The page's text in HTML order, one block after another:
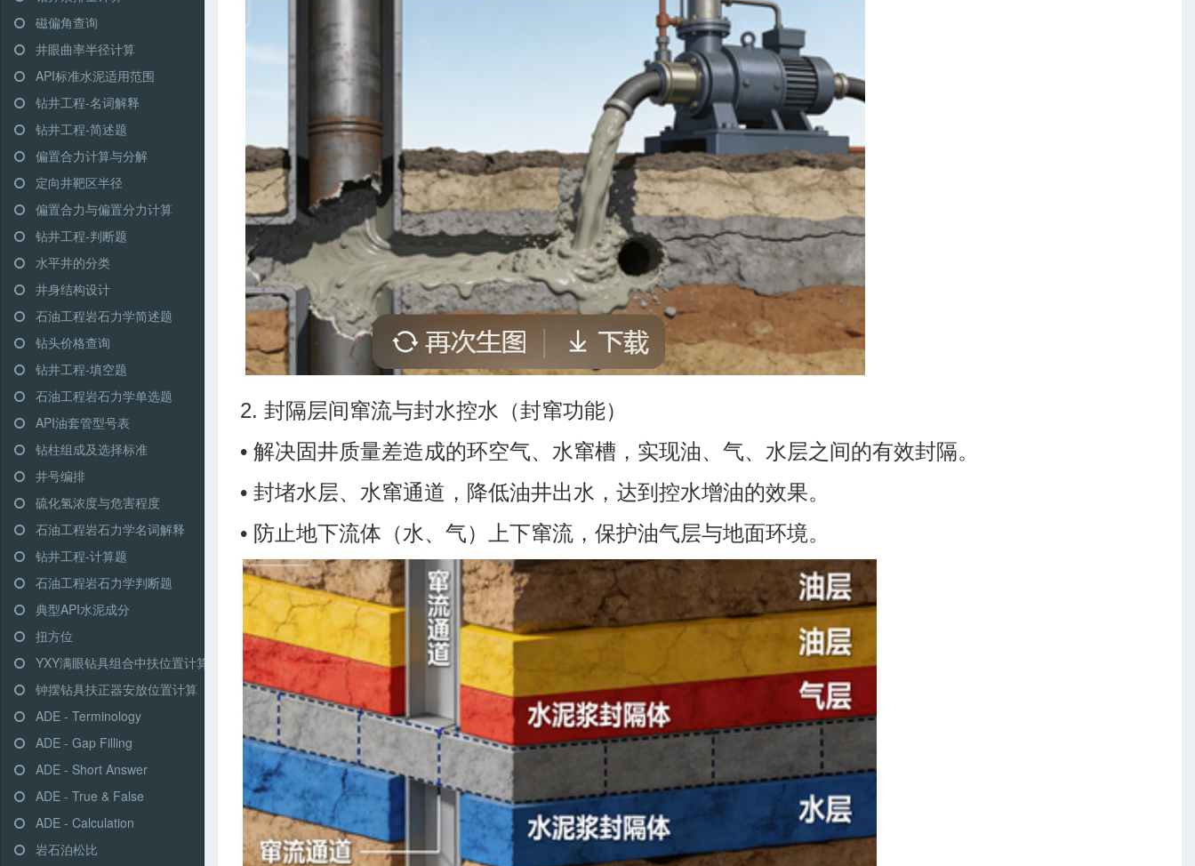
磁偏角查询
井眼曲率半径计算
API标准水泥适用范围
钻井工程-名词解释
钻井工程-简述题
偏置合力计算与分解
定向井靶区半径
偏置合力与偏置分力计算
钻井工程-判断题
水平井的分类
井身结构设计
石油工程岩石力学简述题
钻头价格查询
钻井工程-填空题
石油工程岩石力学单选题
API油套管型号表
钻柱组成及选择标准
井号编排
硫化氢浓度与危害程度
石油工程岩石力学名词解释
钻井工程-计算题
石油工程岩石力学判断题
典型API水泥成分
扭方位
YXY满眼钻具组合中扶位置计算
钟摆钻具扶正器安放位置计算
ADE - Terminology
ADE - Gap Filling
ADE - Short Answer
ADE - True & False
ADE - Calculation
岩石泊松比
2. 封隔层间窜流与封水控水（封窜功能）
• 解决固井质量差造成的环空气、水窜槽，实现油、气、水层之间的有效封隔。
• 封堵水层、水窜通道，降低油井出水，达到控水增油的效果。
• 防止地下流体（水、气）上下窜流，保护油气层与地面环境。